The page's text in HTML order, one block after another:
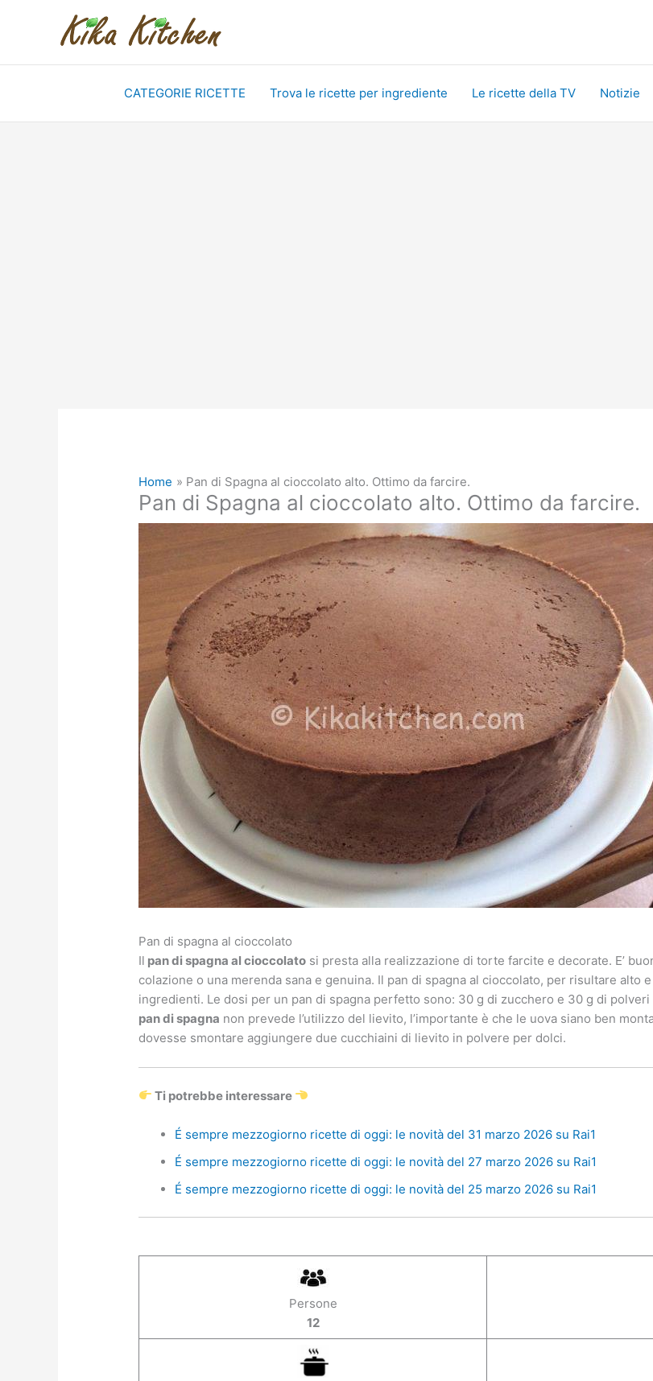
CATEGORIE RICETTE Trova le ricette per ingrediente Le ricette della TV Notizie
Home Pan di Spagna al cioccolato alto. Ottimo da farcire.
Pan di Spagna al cioccolato alto. Ottimo da farcire.
Pan di spagna al cioccolato
Il pan di spagna al cioccolato si presta alla realizzazione di torte farcite e decorate. E’
colazione o una merenda sana e genuina. Il pan di spagna al cioccolato, per risultare
ingredienti. Le dosi per un pan di spagna perfetto sono: 30 g di zucchero e 30 g di
pan di spagna non prevede l’utilizzo del lievito, l’importante è che le uova siano ben
dovesse smontare aggiungere due cucchiaini di lievito in polvere per dolci.
Ti potrebbe interessare
É sempre mezzogiorno ricette di oggi: le novità del 31 marzo 2026 su Rai1
É sempre mezzogiorno ricette di oggi: le novità del 27 marzo 2026 su Rai1
É sempre mezzogiorno ricette di oggi: le novità del 25 marzo 2026 su Rai1
Persone
12